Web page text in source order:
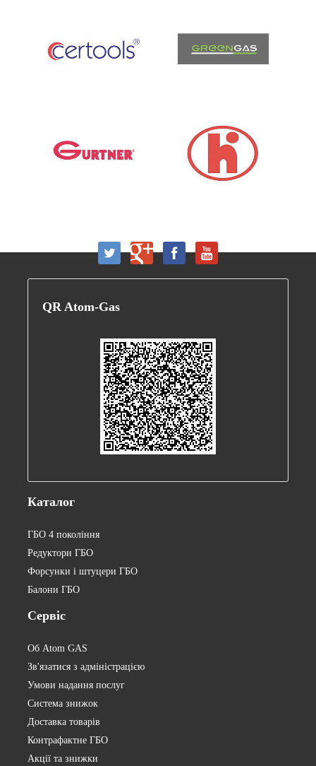
QR Atom-Gas
Каталог
ГБО 4 покоління
Редуктори ГБО
Форсунки і штуцери ГБО
Балони ГБО
Сервіс
Об Atom GAS
Зв'язатися з адміністрацією
Умови надання послуг
Система знижок
Доставка товарів
Контрафактне ГБО
Акції та знижки